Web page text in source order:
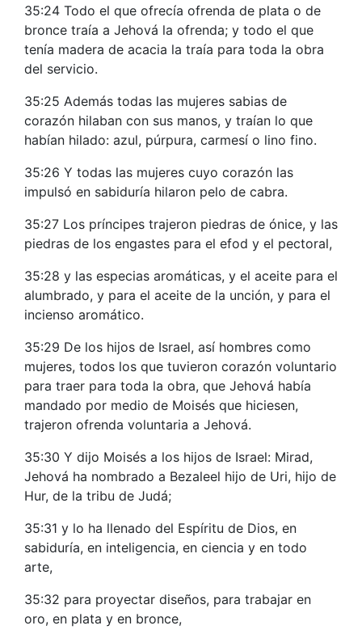
35:24 Todo el que ofrecía ofrenda de plata o de
bronce traía a Jehová la ofrenda; y todo el que
tenía madera de acacia la traía para toda la obra
del servicio.
35:25 Además todas las mujeres sabias de
corazón hilaban con sus manos, y traían lo que
habían hilado: azul, púrpura, carmesí o lino fino.
35:26 Y todas las mujeres cuyo corazón las
impulsó en sabiduría hilaron pelo de cabra.
35:27 Los príncipes trajeron piedras de ónice, y las
piedras de los engastes para el efod y el pectoral,
35:28 y las especias aromáticas, y el aceite para el
alumbrado, y para el aceite de la unción, y para el
incienso aromático.
35:29 De los hijos de Israel, así hombres como
mujeres, todos los que tuvieron corazón voluntario
para traer para toda la obra, que Jehová había
mandado por medio de Moisés que hiciesen,
trajeron ofrenda voluntaria a Jehová.
35:30 Y dijo Moisés a los hijos de Israel: Mirad,
Jehová ha nombrado a Bezaleel hijo de Uri, hijo de
Hur, de la tribu de Judá;
35:31 y lo ha llenado del Espíritu de Dios, en
sabiduría, en inteligencia, en ciencia y en todo
arte,
35:32 para proyectar diseños, para trabajar en
oro, en plata y en bronce,